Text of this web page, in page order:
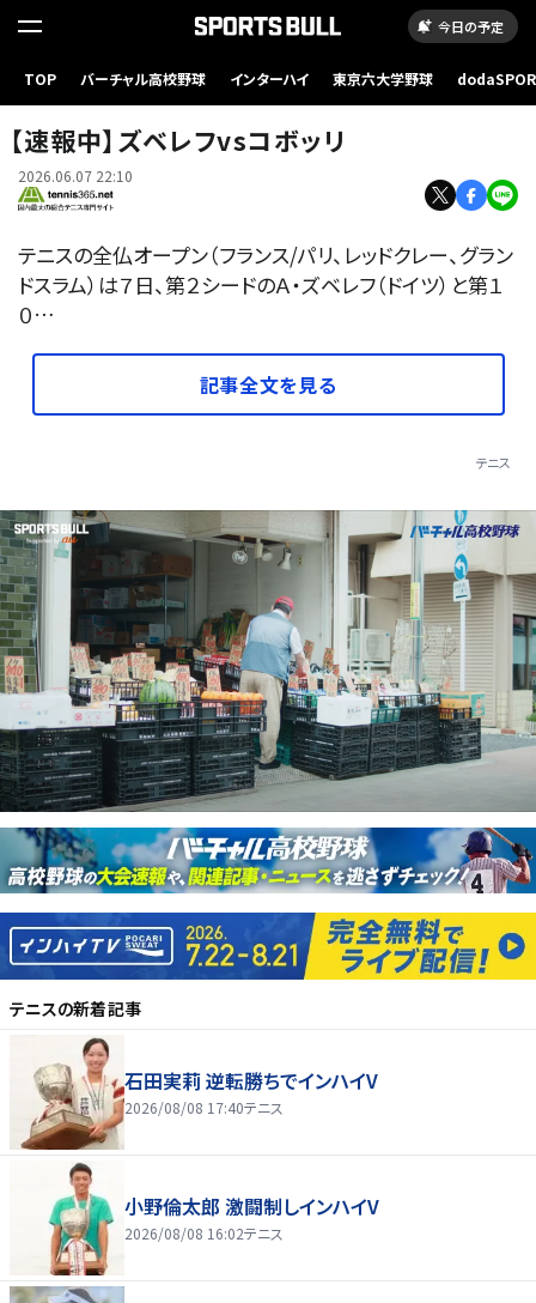
今日の予定
TOP バーチャル高校野球 インターハイ 東京六大学野球
【速報中】ズベレフvsコボッリ
2026.06.07 22:10
テニスの全仏オープン（フランス/パリ、レッドクレー、グラン
ドスラム）は７日、第２シードのＡ・ズベレフ（ドイツ）と第１
０…
記事全文を見る
テニス
テニスの新着記事
石田実莉 逆転勝ちでインハイV
2026/08/08 17:40テニス
小野倫太郎 激闘制しインハイV
2026/08/08 16:02テニス